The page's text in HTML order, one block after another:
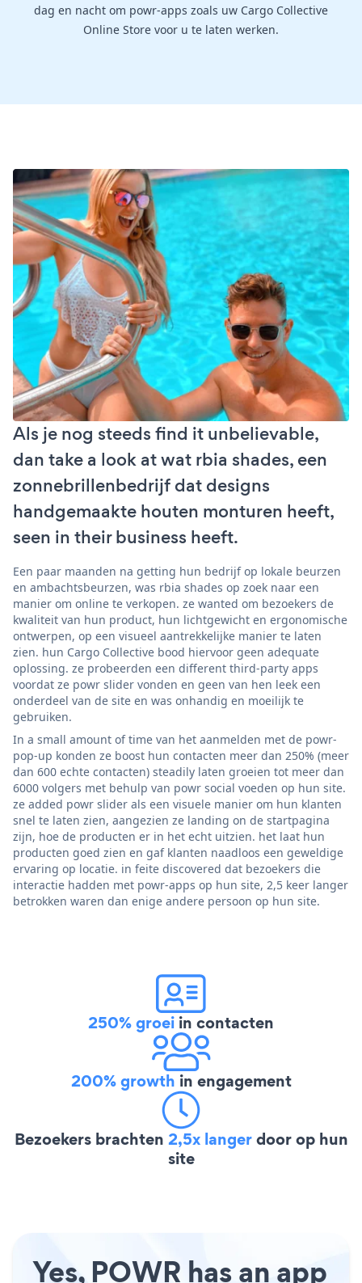
dag en nacht om powr-apps zoals uw Cargo Collective
Online Store voor u te laten werken.
Als je nog steeds find it unbelievable,
dan take a look at wat rbia shades, een
zonnebrillenbedrijf dat designs
handgemaakte houten monturen heeft,
seen in their business heeft.
Een paar maanden na getting hun bedrijf op lokale beurzen
en ambachtsbeurzen, was rbia shades op zoek naar een
manier om online te verkopen. ze wanted om bezoekers de
kwaliteit van hun product, hun lichtgewicht en ergonomische
ontwerpen, op een visueel aantrekkelijke manier te laten
zien. hun Cargo Collective bood hiervoor geen adequate
oplossing. ze probeerden een different third-party apps
voordat ze powr slider vonden en geen van hen leek een
onderdeel van de site en was onhandig en moeilijk te
gebruiken.
In a small amount of time van het aanmelden met de powr-
pop-up konden ze boost hun contacten meer dan 250% (meer
dan 600 echte contacten) steadily laten groeien tot meer dan
6000 volgers met behulp van powr social voeden op hun site.
ze added powr slider als een visuele manier om hun klanten
snel te laten zien, aangezien ze landing on de startpagina
zijn, hoe de producten er in het echt uitzien. het laat hun
producten goed zien en gaf klanten naadloos een geweldige
ervaring op locatie. in feite discovered dat bezoekers die
interactie hadden met powr-apps op hun site, 2,5 keer langer
betrokken waren dan enige andere persoon op hun site.
250% groei in contacten
200% growth in engagement
Bezoekers brachten 2,5x langerdoor op hun
site
Yes, POWR has an app